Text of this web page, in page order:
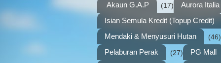
Akaun G.A.P (17)
Aurora Italia
Isian Semula Kredit (Topup Credit)
Mendaki & Menyusuri Hutan
(46)
Pelaburan Perak (27)
PG Mall